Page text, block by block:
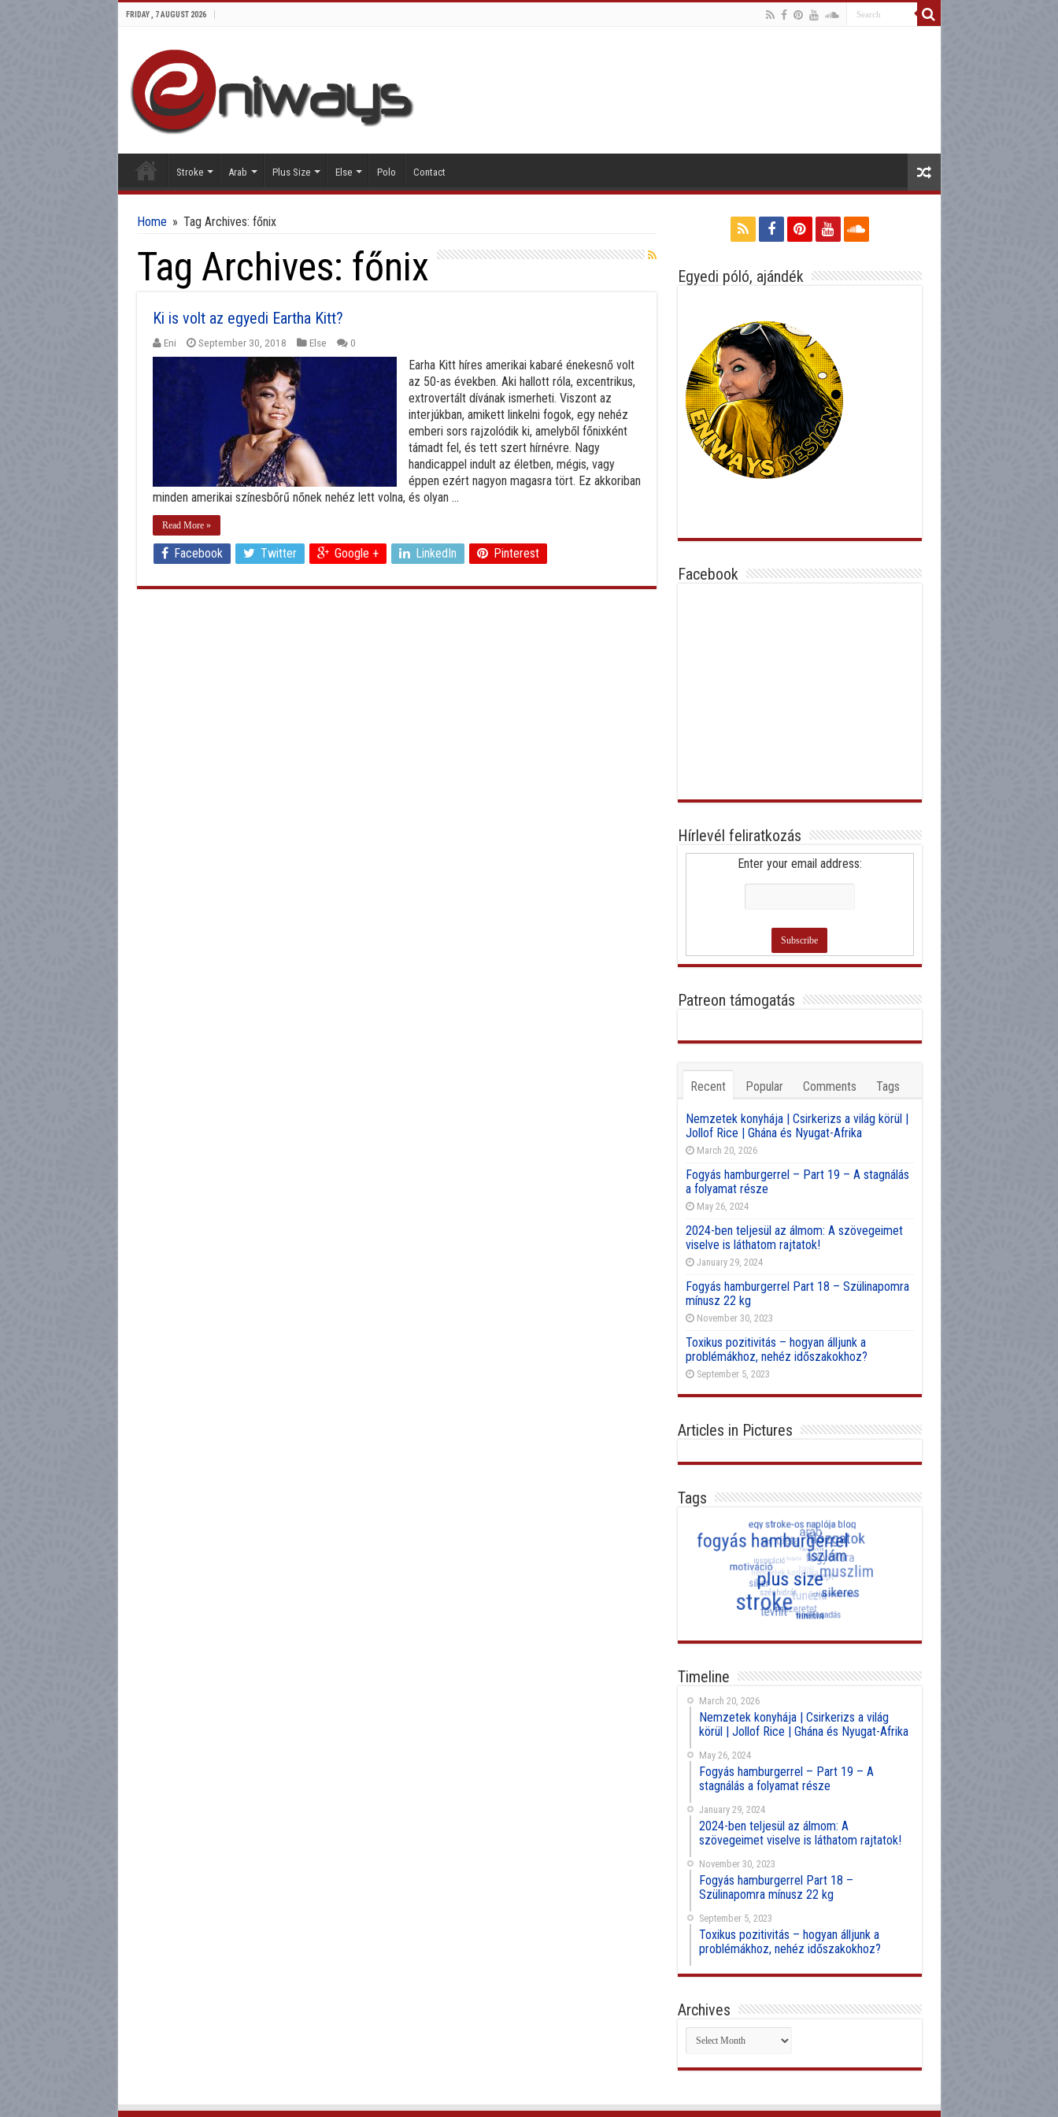
FRIDAY , 7 AUGUST 2026
Stroke Arab Plus Size Else Polo Contact
Home » Tag Archives: főnix
Tag Archives: főnix
Ki is volt az egyedi Eartha Kitt?
Eni September 30, 2018 Else 0
Earha Kitt híres amerikai kabaré énekesnő volt
az 50-as években. Aki hallott róla, excentrikus,
extrovertált dívának ismerheti. Viszont az
interjúkban, amikett linkelni fogok, egy nehéz
emberi sors rajzolódik ki, amelyből főnixként
támadt fel, és tett szert hírnévre. Nagy
handicappel indult az életben, mégis, vagy
éppen ezért nagyon magasra tört. Ez akkoriban
minden amerikai színesbőrű nőnek nehéz lett volna, és olyan ...
Read More »
Facebook Twitter Google + LinkedIn Pinterest
Egyedi póló, ajándék
Facebook
Hírlevél feliratkozás
Enter your email address:
Patreon támogatás
Recent Popular Comments Tags
Nemzetek konyhája | Csirkerizs a világ körül |
Jollof Rice | Ghána és Nyugat-Afrika
March 20, 2026
Fogyás hamburgerrel – Part 19 – A stagnálás
a folyamat része
May 26, 2024
2024-ben teljesül az álmom: A szövegeimet
viselve is láthatom rajtatok!
January 29, 2024
Fogyás hamburgerrel Part 18 – Szülinapomra
mínusz 22 kg
November 30, 2023
Toxikus pozitivitás – hogyan álljunk a
problémákhoz, nehéz időszakokhoz?
September 5, 2023
Articles in Pictures
Tags
Timeline
March 20, 2026
Nemzetek konyhája | Csirkerizs a világ
körül | Jollof Rice | Ghána és Nyugat-Afrika
May 26, 2024
Fogyás hamburgerrel – Part 19 – A
stagnálás a folyamat része
January 29, 2024
2024-ben teljesül az álmom: A
szövegeimet viselve is láthatom rajtatok!
November 30, 2023
Fogyás hamburgerrel Part 18 –
Szülinapomra mínusz 22 kg
September 5, 2023
Toxikus pozitivitás – hogyan álljunk a
problémákhoz, nehéz időszakokhoz?
Archives
Archives